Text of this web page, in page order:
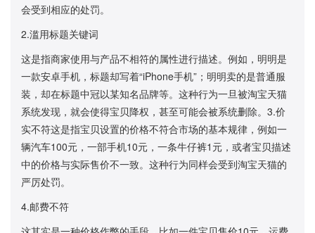
会受到相应的处罚。
2.滥用标题关键词
这是指商家使用与产品不相符的属性进行描述。例如，明明是
一款安卓手机，标题却写着“iPhone手机”；明明卖的是普通服
装，却在标题中冠以某知名品牌等。这种行为一旦被淘宝天猫
系统发现，就会使得宝贝降权，甚至可能会被系统删除。3.价
实不符这是指宝贝设置的价格不符合市场的基本规律，例如一
辆汽车100元，一部手机10元，一条牛仔裤1元，或者宝贝描述
中的价格与实际售价不一致。这种行为同样会受到淘宝天猫的
严厉处罚。
4.邮费不符